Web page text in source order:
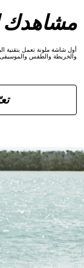
مشاهدك
والخريطة والطقس والموسيقى